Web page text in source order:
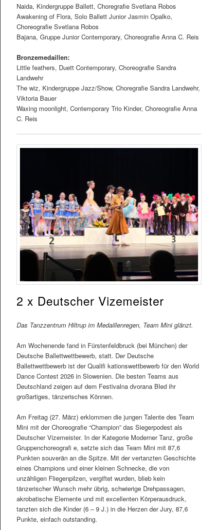
Naida, Kindergruppe Ballett, Choregraﬁe Svetlana Robos
Awakening of Flora, Solo Ballett Junior Jasmin Opalko,
Choreograﬁe Svetlana Robos
Bajana, Gruppe Junior Contemporary, Choreograﬁe Anna C. Reis
Bronzemedaillen:
Little feathers, Duett Contemporary, Choreograﬁe Sandra
Landwehr
The wiz, Kindergruppe Jazz/Show, Choregraﬁe Sandra Landwehr,
Viktoria Bauer
Waxing moonlight, Contemporary Trio Kinder, Choreograﬁe Anna
C. Reis
2 x Deutscher Vizemeister
Das Tanzzentrum Hiltrup im Medaillenregen, Team Mini glänzt.
Am Wochenende fand in Fürstenfeldbruck (bei München) der
Deutsche Ballettwettbewerb, statt. Der Deutsche
Ballettwettbewerb ist der Qualifi kationswettbewerb für den World
Dance Contest 2026 in Slowenien. Die besten Teams aus
Deutschland zeigen auf dem Festivalna dvorana Bled ihr
großartiges, tänzerisches Können.
Am Freitag (27. März) erklommen die jungen Talente des Team
Mini mit der Choreografie “Champion” das Siegerpodest als
Deutscher Vizemeister. In der Kategorie Moderner Tanz, große
Gruppenchoreografi e, setzte sich das Team Mini mit 87,6
Punkten souverän an die Spitze. Mit der vertanzten Geschichte
eines Champions und einer kleinen Schnecke, die von
unzähligen Fliegenpilzen, vergiftet wurden, blieb kein
tänzerischer Wunsch mehr übrig, schwierige Drehpassagen,
akrobatische Elemente und mit excellenten Körperausdruck,
tanzten sich die Kinder (6 – 9 J.) in die Herzen der Jury, 87,6
Punkte, einfach outstanding.